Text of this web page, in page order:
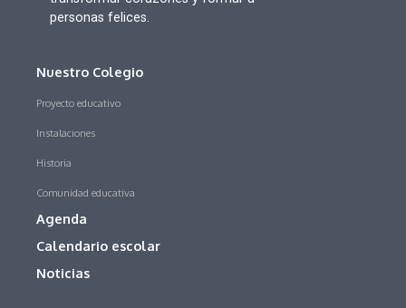
personas felices.
Nuestro Colegio
Proyecto educativo
Instalaciones
Historia
Comunidad educativa
Agenda
Calendario escolar
Noticias